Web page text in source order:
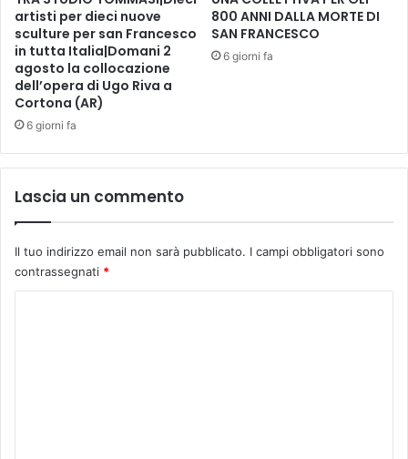
i
a
z
i
o
n
e
d
i
b
i
l
a
artisti per dieci nuove
sculture per san Francesco
in tutta Italia|Domani 2
agosto la collocazione
dell’opera di Ugo Riva a
Cortona (AR)
6 giorni fa
800 ANNI DALLA MORTE DI
SAN FRANCESCO
6 giorni fa
Lascia un commento
Il tuo indirizzo email non sarà pubblicato. I campi obbligatori sono
contrassegnati *